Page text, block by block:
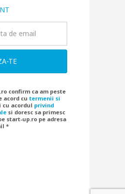
TE
confirm ca am peste
acord cu termenii si
acordul privind
si doresc sa primesc
start-up.ro pe adresa
*